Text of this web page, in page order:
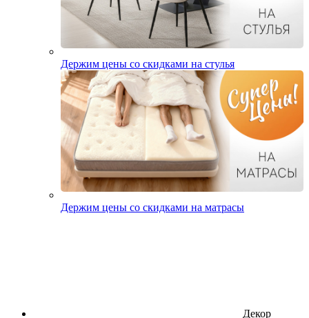
Держим цены со скидками на стулья
Держим цены со скидками на матрасы
Декор